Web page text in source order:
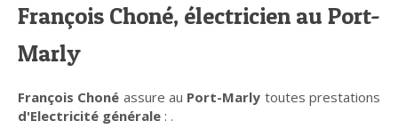
François Choné, électricien au Port-
Marly
François Choné assure au Port-Marly toutes prestations
d'Electricité générale : .